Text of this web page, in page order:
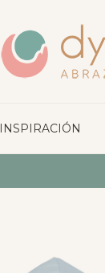
INSPIRACIÓN